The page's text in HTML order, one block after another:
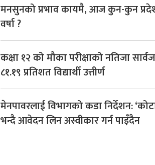
मनसुनको प्रभाव कायमै, आज कुन-कुन
वर्षा ?
कक्षा १२ को मौका परीक्षाको नतिजा
८१.१९ प्रतिशत विद्यार्थी उत्तीर्ण
मेनपावरलाई विभागको कडा निर्देशन:
भन्दै आवेदन लिन अस्वीकार गर्न पाइँदैन